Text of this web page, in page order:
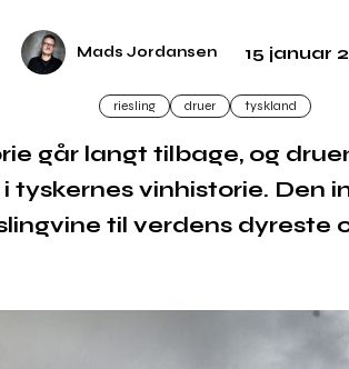
Mads Jordansen 15 januar
riesling druer tyskland
går langt tilbage, og
tyskernes vinhistorie. Den
til verdens dyreste